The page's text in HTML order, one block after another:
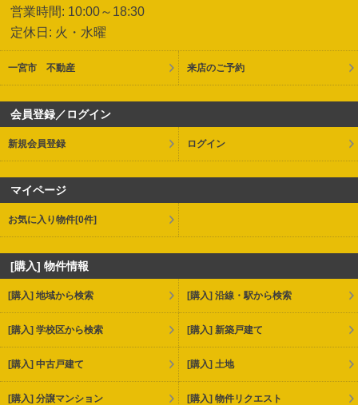
営業時間: 10:00～18:30
定休日: 火・水曜
一宮市 不動産 来店のご予約
会員登録／ログイン
新規会員登録 ログイン
マイページ
お気に入り物件[0件]
[購入] 物件情報
[購入] 地域から検索 [購入] 沿線・駅から検索
[購入] 学校区から検索 [購入] 新築戸建て
[購入] 中古戸建て [購入] 土地
[購入] 分譲マンション [購入] 物件リクエスト